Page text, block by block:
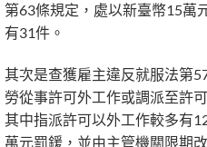
第63條規定，處以新臺幣15萬
有31件。
其次是查獲雇主違反就服法第
勞從事許可外工作或調派至許
其中指派許可以外工作較多有
萬元罰鍰，並由主管機關限期